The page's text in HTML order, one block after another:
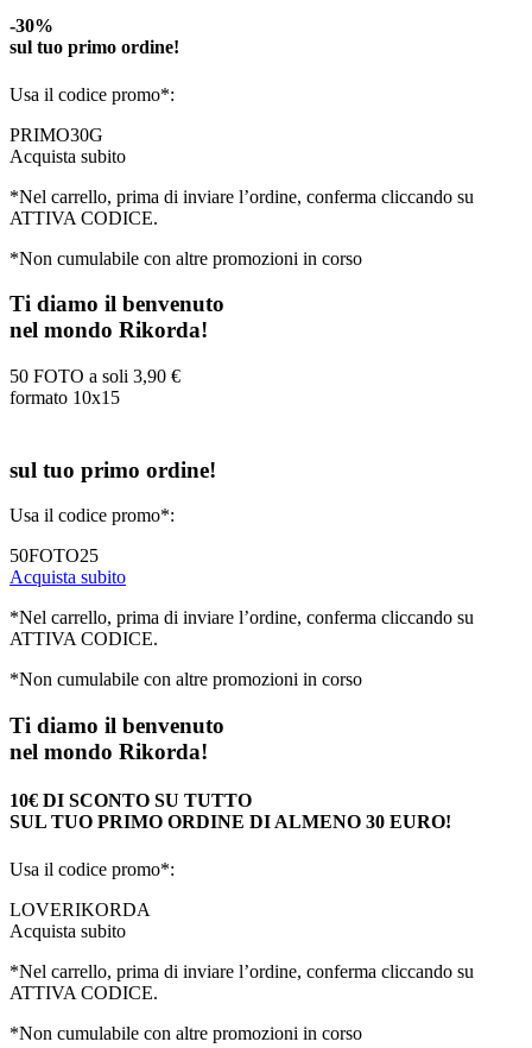
-30%
sul tuo primo ordine!
Usa il codice promo*:
PRIMO30G
Acquista subito
*Nel carrello, prima di inviare l’ordine, conferma cliccando su
ATTIVA CODICE.
*Non cumulabile con altre promozioni in corso
Ti diamo il benvenuto
nel mondo Rikorda!
50 FOTO a soli 3,90 €
formato 10x15
sul tuo primo ordine!
Usa il codice promo*:
50FOTO25
Acquista subito
*Nel carrello, prima di inviare l’ordine, conferma cliccando su
ATTIVA CODICE.
*Non cumulabile con altre promozioni in corso
Ti diamo il benvenuto
nel mondo Rikorda!
10€ DI SCONTO SU TUTTO
SUL TUO PRIMO ORDINE DI ALMENO 30 EURO!
Usa il codice promo*:
LOVERIKORDA
Acquista subito
*Nel carrello, prima di inviare l’ordine, conferma cliccando su
ATTIVA CODICE.
*Non cumulabile con altre promozioni in corso